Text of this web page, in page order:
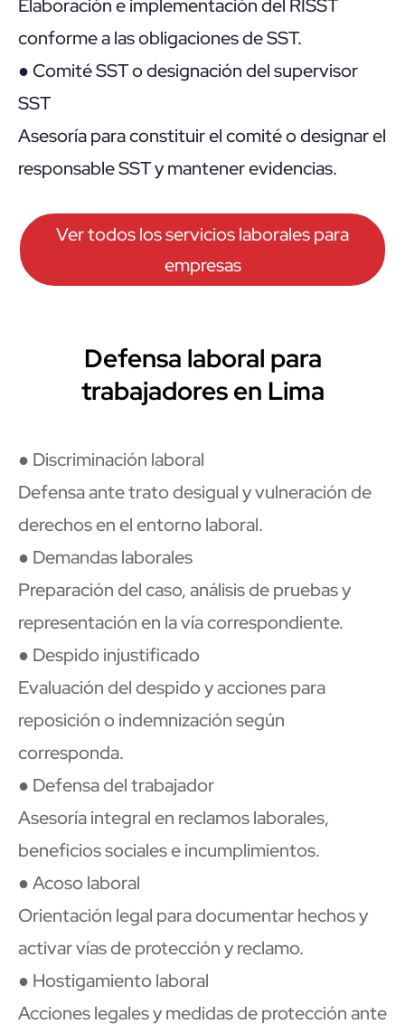
Elaboración e implementación del RISST
conforme a las obligaciones de SST.
● Comité SST o designación del supervisor
SST
Asesoría para constituir el comité o designar el
responsable SST y mantener evidencias.
Ver todos los servicios laborales para
empresas
Defensa laboral para
trabajadores en Lima
● Discriminación laboral
Defensa ante trato desigual y vulneración de
derechos en el entorno laboral.
● Demandas laborales
Preparación del caso, análisis de pruebas y
representación en la vía correspondiente.
● Despido injustificado
Evaluación del despido y acciones para
reposición o indemnización según
corresponda.
● Defensa del trabajador
Asesoría integral en reclamos laborales,
beneficios sociales e incumplimientos.
● Acoso laboral
Orientación legal para documentar hechos y
activar vías de protección y reclamo.
● Hostigamiento laboral
Acciones legales y medidas de protección ante